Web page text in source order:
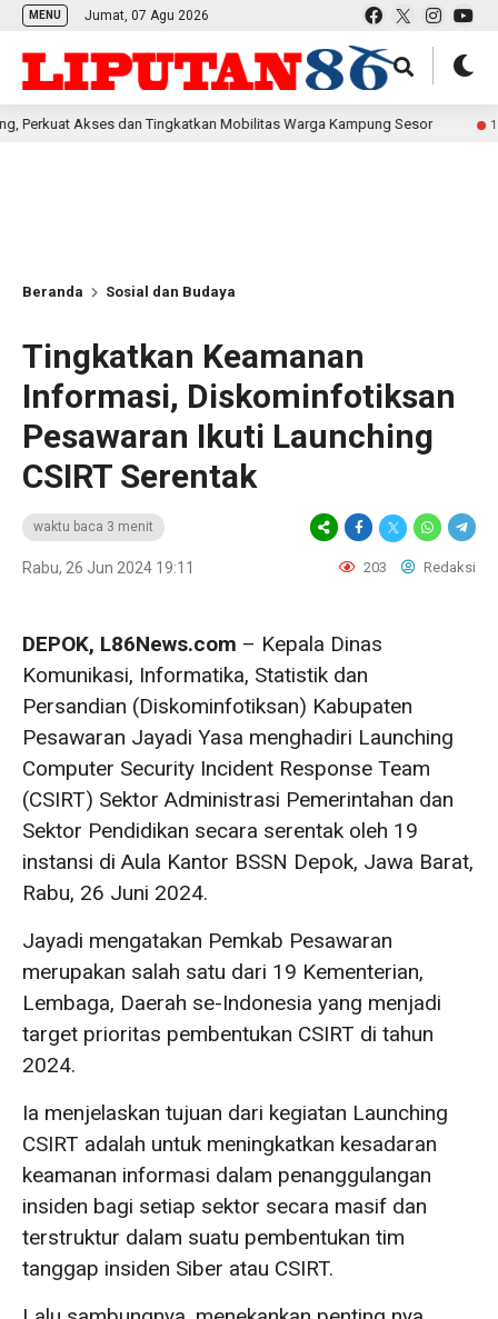
MENU Jumat, 07 Agu 2026
dan Tingkatkan Mobilitas Warga Kampung Sesor 13 jam lalu
Beranda Sosial dan Budaya
Tingkatkan Keamanan
Informasi, Diskominfotiksan
Pesawaran Ikuti Launching
CSIRT Serentak
waktu baca 3 menit
Rabu, 26 Jun 2024 19:11 203 Redaksi
DEPOK, L86News.com – Kepala Dinas
Komunikasi, Informatika, Statistik dan
Persandian (Diskominfotiksan) Kabupaten
Pesawaran Jayadi Yasa menghadiri Launching
Computer Security Incident Response Team
(CSIRT) Sektor Administrasi Pemerintahan dan
Sektor Pendidikan secara serentak oleh 19
instansi di Aula Kantor BSSN Depok, Jawa Barat,
Rabu, 26 Juni 2024.
Jayadi mengatakan Pemkab Pesawaran
merupakan salah satu dari 19 Kementerian,
Lembaga, Daerah se-Indonesia yang menjadi
target prioritas pembentukan CSIRT di tahun
2024.
Ia menjelaskan tujuan dari kegiatan Launching
CSIRT adalah untuk meningkatkan kesadaran
keamanan informasi dalam penanggulangan
insiden bagi setiap sektor secara masif dan
terstruktur dalam suatu pembentukan tim
tanggap insiden Siber atau CSIRT.